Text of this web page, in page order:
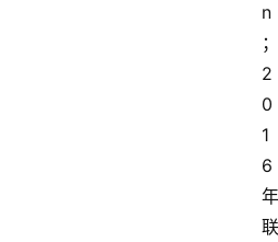
n
；
2
0
1
6
年
联